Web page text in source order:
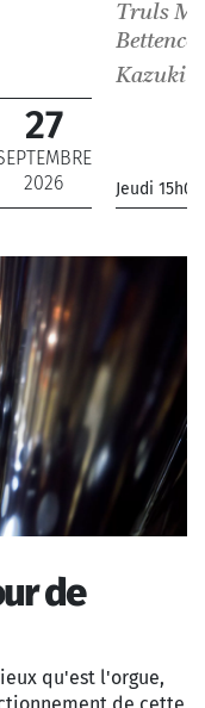
27
2026
Truls
Kazuki
Jeudi 15h00
France
de
qu'est l'orgue,